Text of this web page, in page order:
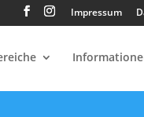
Impressum